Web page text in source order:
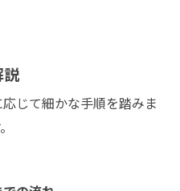
説
じて細かな手順を踏みま